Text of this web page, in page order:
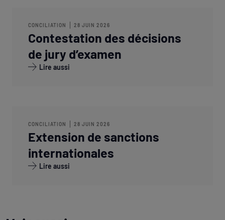
CONCILIATION 28 JUIN 2026
Contestation des décisions
de jury d’examen
Lire aussi
CONCILIATION 28 JUIN 2026
Extension de sanctions
internationales
Lire aussi